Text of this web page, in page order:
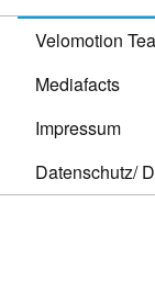
Velomotion
Mediafacts
Impressum
Datenschutz/